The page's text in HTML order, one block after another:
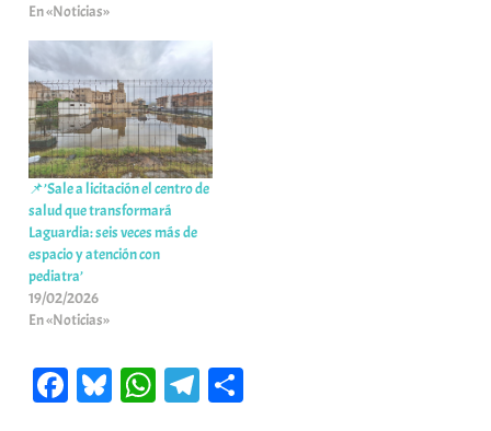
En «Noticias»
📌’Sale a licitación el centro de
salud que transformará
Laguardia: seis veces más de
espacio y atención con
pediatra’
19/02/2026
En «Noticias»
Fa Bl W Te